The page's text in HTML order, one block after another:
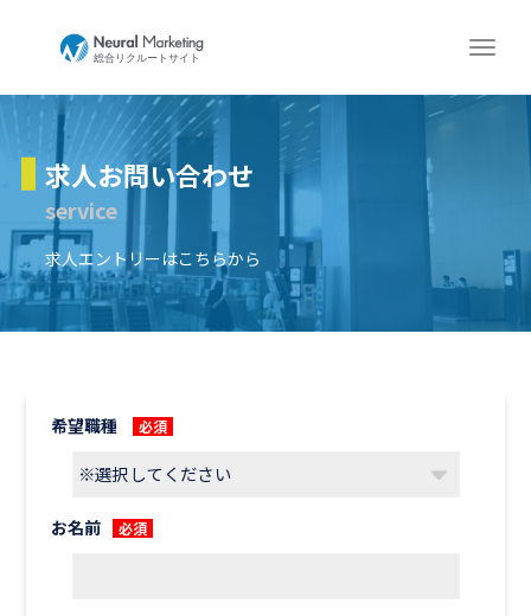
求人お問い合わせ
service
求人エントリーはこちらから
希望職種 必須
お名前 必須